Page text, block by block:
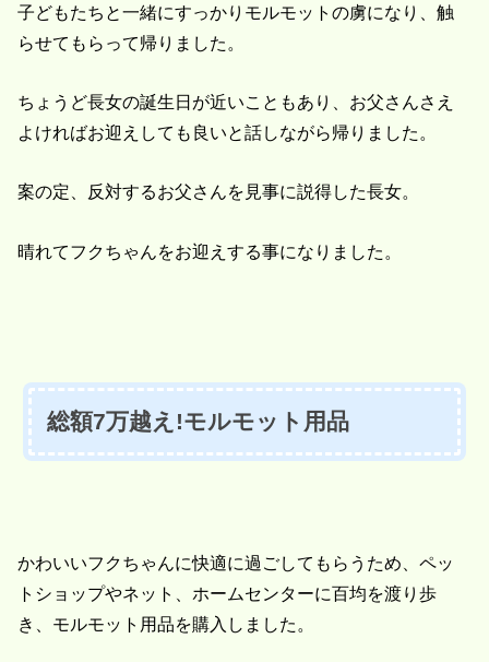
子どもたちと一緒にすっかりモルモットの虜になり、触
らせてもらって帰りました。
ちょうど長女の誕生日が近いこともあり、お父さんさえ
よければお迎えしても良いと話しながら帰りました。
案の定、反対するお父さんを見事に説得した長女。
晴れてフクちゃんをお迎えする事になりました。
総額7万越え!モルモット用品
かわいいフクちゃんに快適に過ごしてもらうため、ペッ
トショップやネット、ホームセンターに百均を渡り歩
き、モルモット用品を購入しました。